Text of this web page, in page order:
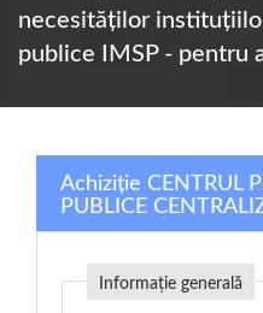
necesităților
publice IMSP - pentru
Achiziție CENTRUL
PUBLICE
Informație generală